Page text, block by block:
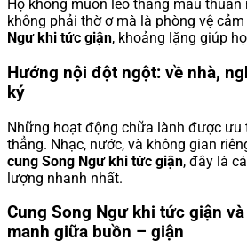
Họ không muốn leo thang mâu thuẫn
không phải thờ ơ mà là phòng vệ cảm
Ngư khi tức giận, khoảng lặng giúp
Hướng nội đột ngột: về nhà,
ký
Những hoạt động chữa lành được ưu
thẳng. Nhạc, nước, và không gian
cung Song Ngư khi tức giận, đây là
lượng nhanh nhất.
Cung Song Ngư khi tức giận
manh giữa buồn – giận